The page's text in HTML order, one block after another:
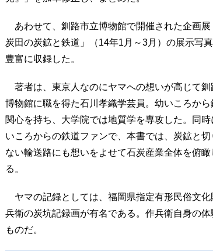
あわせて、釧路市立博物館で開催された企画展
炭田の炭鉱と鉄道」（14年1月～3月）の展示写
豊富に収録した。
著者は、東京人なのにヤマへの想いが高じて釧
博物館に職を得た石川孝織学芸員。幼いころから
関心を持ち、大学院では地質学を専攻した。同時
いころからの鉄道ファンで、本書では、炭鉱と切
ない輸送路にも想いをよせて石炭産業全体を俯瞰
る。
ヤマの記録としては、福岡県指定有形民俗文
兵衛の炭坑記録画が有名である。作兵衛自身の
ものだ。